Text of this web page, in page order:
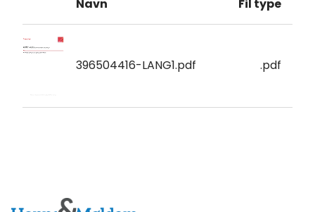
Navn Fil type
396504416-LANG1.pdf .pdf